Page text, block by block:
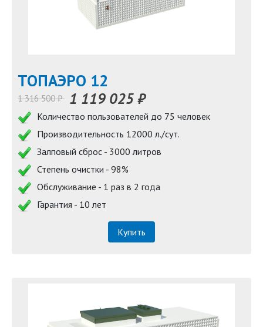
TOПАЭРО 12
1 316 500 ₽ 1 119 025 ₽
Количество пользователей до 75 человек
Производительность 12000 л./сут.
Залповый сброс - 3000 литров
Степень очистки - 98%
Обслуживание - 1 раз в 2 года
Гарантия - 10 лет
Купить